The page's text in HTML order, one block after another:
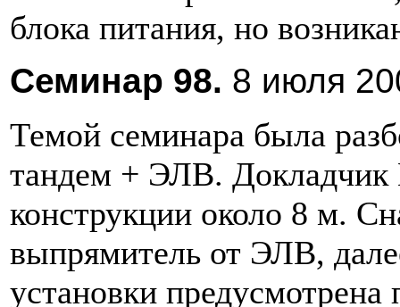
блока питания, но
Cеминар 98. 8 июля
Темой семинара была
тандем + ЭЛВ. Докладчик
конструкции около 8 м.
выпрямитель от ЭЛВ,
установки предусмотрена